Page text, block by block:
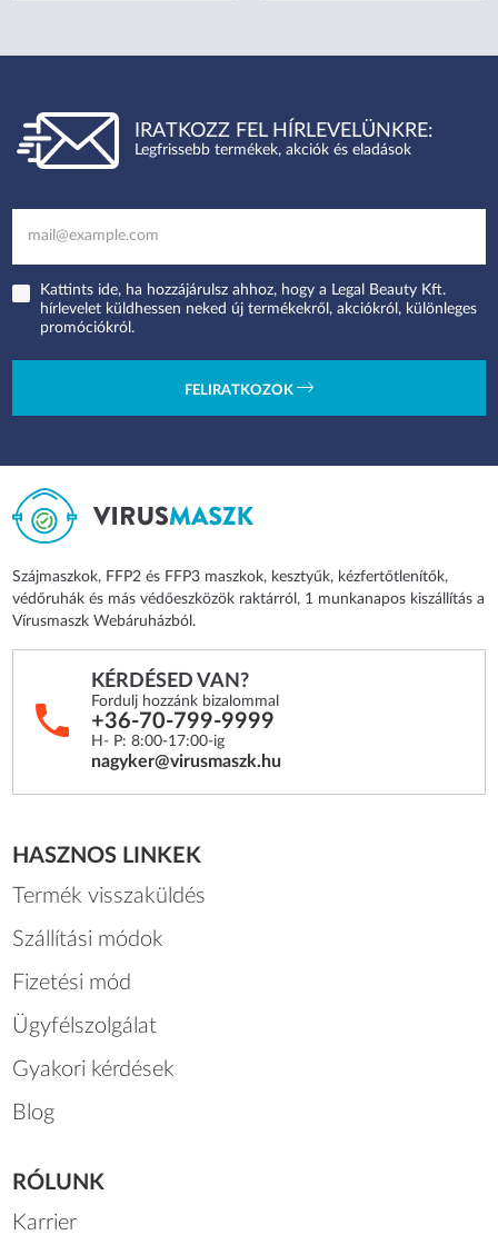
IRATKOZZ FEL HÍRLEVELÜNKRE:
Legfrissebb termékek, akciók és eladások
Kattints ide, ha hozzájárulsz ahhoz, hogy a Legal Beauty Kft.
hírlevelet küldhessen neked új termékekről, akciókról, különleges
promóciókról.
FELIRATKOZOK
Szájmaszkok, FFP2 és FFP3 maszkok, kesztyűk, kézfertőtlenítők,
védőruhák és más védőeszközök raktárról, 1 munkanapos kiszállítás a
Vírusmaszk Webáruházból.
KÉRDÉSED VAN?
Fordulj hozzánk bizalommal
+36-70-799-9999
H- P: 8:00-17:00-ig
nagyker@virusmaszk.hu
HASZNOS LINKEK
Termék visszaküldés
Szállítási módok
Fizetési mód
Ügyfélszolgálat
Gyakori kérdések
Blog
RÓLUNK
Karrier